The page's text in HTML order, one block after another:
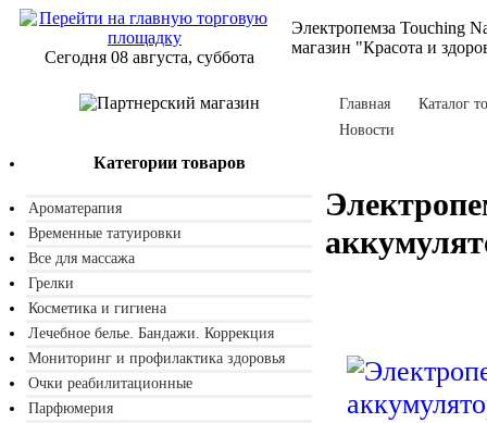
Сегодня 08 августа, суббота
Электропемза Touching
магазин "Красота и
Категории товаров
Ароматерапия
Временные татуировки
Все для массажа
Грелки
Косметика и гигиена
Лечебное белье. Бандажи. Коррекция
Мониторинг и профилактика здоровья
Очки реабилитационные
Парфюмерия
Главная
Каталог
Новости